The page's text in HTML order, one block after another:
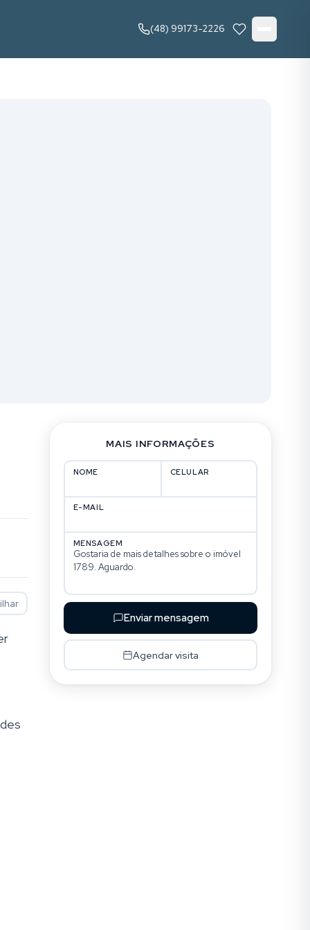
(48) 99173-2226
MAIS INFORMAÇÕES
NOME CELULAR
E-MAIL
MENSAGEM
Enviar mensagem
Agendar visita